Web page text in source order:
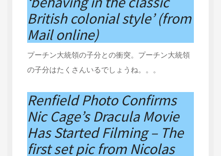
British colonial style’ (from
Mail online)
プーチン大統領の子分との衝突。プーチン大統領
の子分はたくさんいるでしょうね。。。
Renfield Photo Confirms
Nic Cage’s Dracula Movie
Has Started Filming – The
first set pic from Nicolas